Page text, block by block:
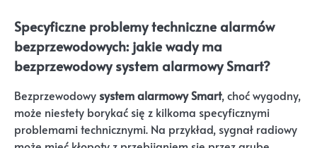
Specyficzne problemy techniczne alarmów
bezprzewodowych: jakie wady ma
bezprzewodowy system alarmowy Smart?
Bezprzewodowy system alarmowy Smart, choć wygodny,
może niestety borykać się z kilkoma specyficznymi
problemami technicznymi. Na przykład, sygnał radiowy